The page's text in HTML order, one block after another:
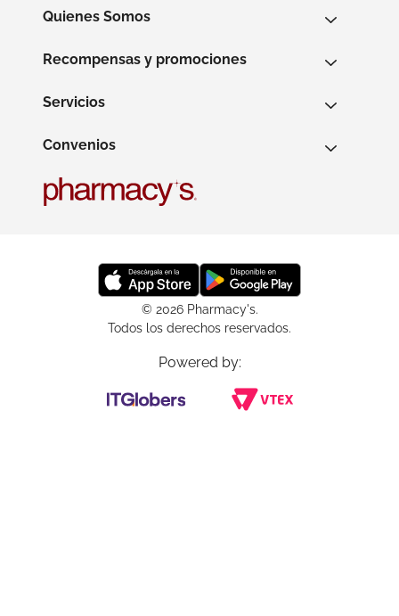
Quienes Somos
Recompensas y promociones
Servicios
Convenios
© 2026 Pharmacy's.
Todos los derechos reservados.
Powered by: